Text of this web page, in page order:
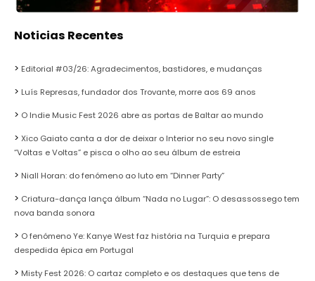
Noticias Recentes
Editorial #03/26: Agradecimentos, bastidores, e mudanças
Luís Represas, fundador dos Trovante, morre aos 69 anos
O Indie Music Fest 2026 abre as portas de Baltar ao mundo
Xico Gaiato canta a dor de deixar o Interior no seu novo single
“Voltas e Voltas” e pisca o olho ao seu álbum de estreia
Niall Horan: do fenómeno ao luto em “Dinner Party”
Criatura-dança lança álbum “Nada no Lugar”: O desassossego tem
nova banda sonora
O fenómeno Ye: Kanye West faz história na Turquia e prepara
despedida épica em Portugal
Misty Fest 2026: O cartaz completo e os destaques que tens de